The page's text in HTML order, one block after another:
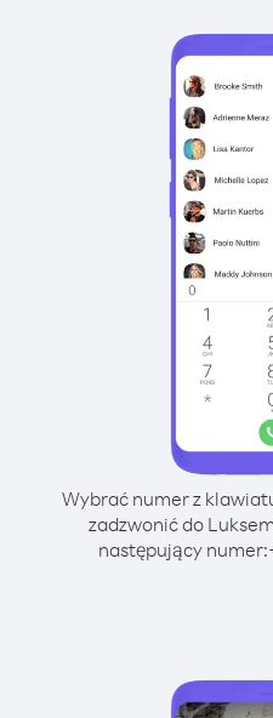
Wybrać numer z
zadzwonić do
następujący numer: